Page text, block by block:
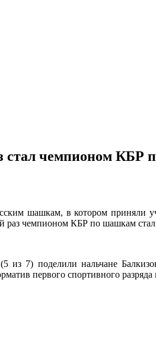
стал чемпионом КБР
шашкам, в котором приняли
раз чемпионом КБР по шашкам
из 7) поделили нальчане
первого спортивного